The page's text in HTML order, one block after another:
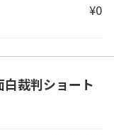
¥0
裁判ショート